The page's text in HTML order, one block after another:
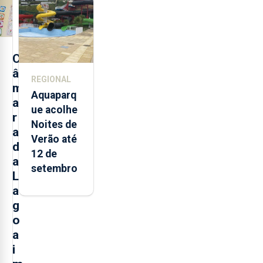
C
â
m
a
r
a
d
a
L
a
g
o
a
i
entre
2021 e
2025 nos
Açores
REGIONAL
Aquaparq
ue acolhe
Noites de
Verão até
12 de
setembro